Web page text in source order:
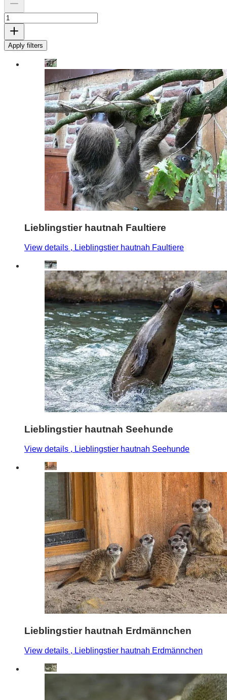
Apply filters
Lieblingstier hautnah Faultiere
View details , Lieblingstier hautnah Faultiere
Lieblingstier hautnah Seehunde
View details , Lieblingstier hautnah Seehunde
Lieblingstier hautnah Erdmännchen
View details , Lieblingstier hautnah Erdmännchen